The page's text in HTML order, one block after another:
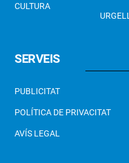
CULTURA
URGELL
SERVEIS
PUBLICITAT
POLÍTICA DE PRIVACITAT
AVÍS LEGAL